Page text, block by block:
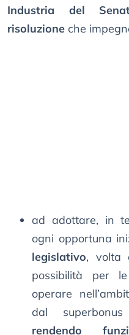
Industria del
risoluzione che
ad adottare, in
ogni opportuna
legislativo, volta
possibilità per
operare
dal
rendendo